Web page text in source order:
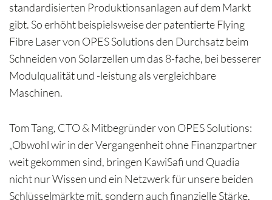
standardisierten Produktionsanlagen auf dem Markt
gibt. So erhöht beispielsweise der patentierte Flying
Fibre Laser von OPES Solutions den Durchsatz beim
Schneiden von Solarzellen um das 8-fache, bei besserer
Modulqualität und -leistung als vergleichbare
Maschinen.
Tom Tang, CTO & Mitbegründer von OPES Solutions:
„Obwohl wir in der Vergangenheit ohne Finanzpartner
weit gekommen sind, bringen KawiSafi und Quadia
nicht nur Wissen und ein Netzwerk für unsere beiden
Schlüsselmärkte mit, sondern auch finanzielle Stärke,